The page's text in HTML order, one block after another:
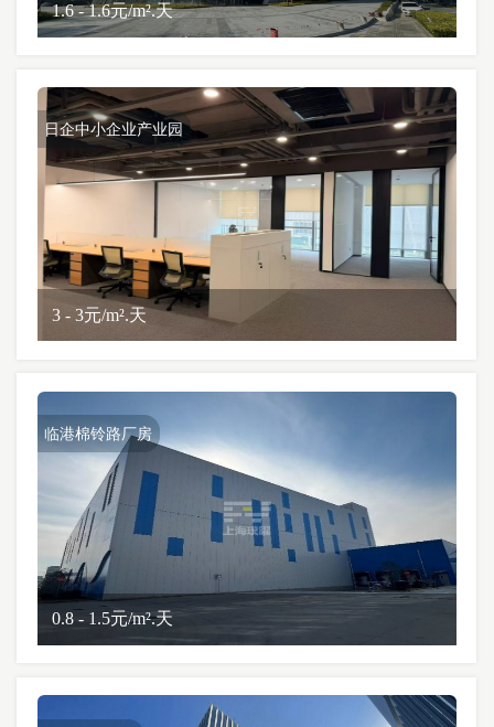
1.6 - 1.6元/m².天
日企中小企业产业园
3 - 3元/m².天
临港棉铃路厂房
0.8 - 1.5元/m².天